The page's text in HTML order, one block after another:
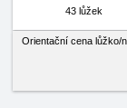
43 lůžek
Orientační cena lůžko/